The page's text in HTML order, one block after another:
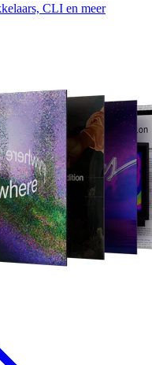
CLI en meer